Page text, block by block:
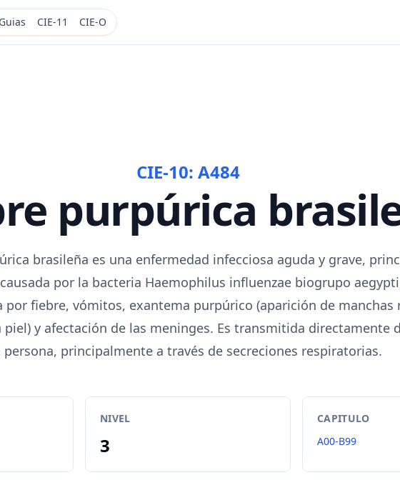
Guias CIE-11 CIE-O
CIE-10: A484
purpúrica
brasileña es una enfermedad infecciosa aguda y grave,
por la bacteria Haemophilus influenzae biogrupo
por fiebre, vómitos, exantema purpúrico (aparición de manchas
piel) y afectación de las meninges. Es transmitida directamente
persona, principalmente a través de secreciones respiratorias.
NIVEL
3
CAPITULO
A00-B99